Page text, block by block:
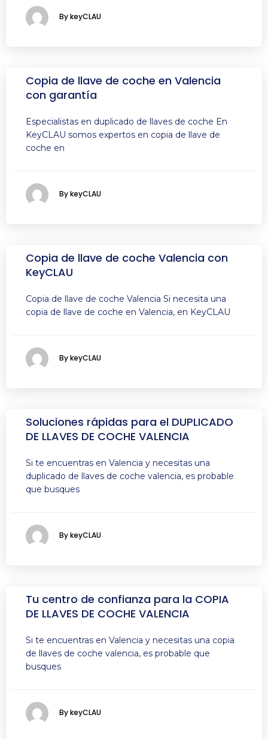
By keyCLAU
Copia de llave de coche en Valencia
con garantía
Especialistas en duplicado de llaves de coche En
KeyCLAU somos expertos en copia de llave de
coche en
By keyCLAU
Copia de llave de coche Valencia con
KeyCLAU
Copia de llave de coche Valencia Si necesita una
copia de llave de coche en Valencia, en KeyCLAU
By keyCLAU
Soluciones rápidas para el DUPLICADO
DE LLAVES DE COCHE VALENCIA
Si te encuentras en Valencia y necesitas una
duplicado de llaves de coche valencia, es probable
que busques
By keyCLAU
Tu centro de confianza para la COPIA
DE LLAVES DE COCHE VALENCIA
Si te encuentras en Valencia y necesitas una copia
de llaves de coche valencia, es probable que
busques
By keyCLAU